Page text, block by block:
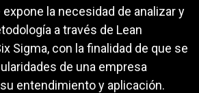
la necesidad de analizar y
a través de Lean
Sigma, con la finalidad de que se
de una empresa
entendimiento y aplicación.